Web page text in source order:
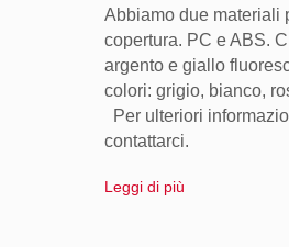
Abbiamo due materiali
copertura. PC e ABS.
argento e giallo
colori: grigio, bianco,
Per ulteriori
contattarci.
Leggi di più